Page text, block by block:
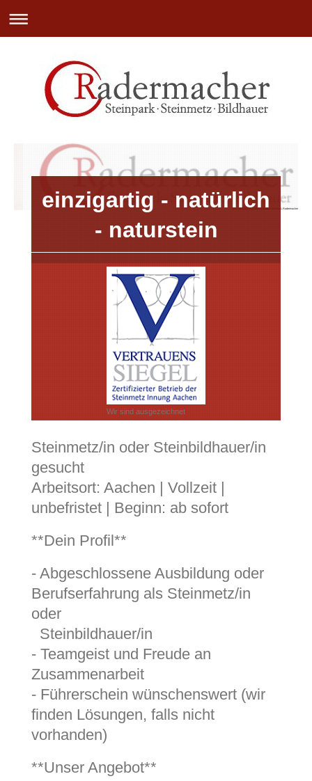
Marmor Granit Aachen - Steinmetzbetrieb L.Radermacher e.K.
einzigartig - natürlich
- naturstein
Wir sind ausgezeichnet
Steinmetz/in oder Steinbildhauer/in
gesucht
Arbeitsort: Aachen | Vollzeit |
unbefristet | Beginn: ab sofort
**Dein Profil**
- Abgeschlossene Ausbildung oder
Berufserfahrung als Steinmetz/in
oder
Steinbildhauer/in
- Teamgeist und Freude an
Zusammenarbeit
- Führerschein wünschenswert (wir
finden Lösungen, falls nicht
vorhanden)
**Unser Angebot**